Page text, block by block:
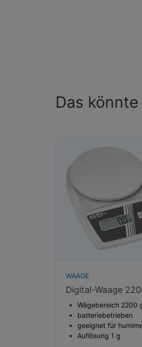
Das
WAAGE
Digital-Waage
Wägebereich 2200
batteriebetrieben
geeignet für
Auflösung 1 g